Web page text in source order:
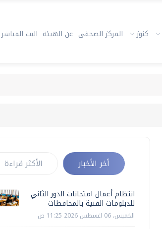
كنوز المركز الصحفى عن الهيئة البث المباشر
أخر الأخبار الأكثر قراءة
انتظام أعمال امتحانات الدور الثاني
للدبلومات الفنية بالمحافظات
الخميس، 06 اغسطس 2026 11:25 ص